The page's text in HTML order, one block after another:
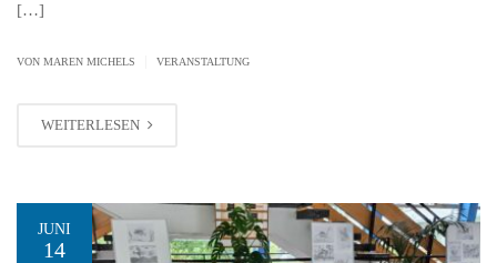
[…]
VON MAREN MICHELS VERANSTALTUNG
WEITERLESEN
JUNI
14